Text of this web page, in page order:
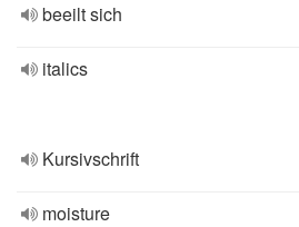
beeilt sich
italics
Kursivschrift
moisture